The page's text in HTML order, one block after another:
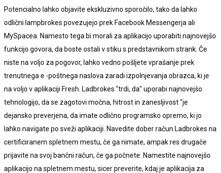
Potencialno lahko objavite ekskluzivno sporočilo, tako da lahko
odlični lampbrokes povezujejo prek Facebook Messengerja ali
MySpacea. Namesto tega bi morali za aplikacijo uporabiti najnovejšo
funkcijo govora, da boste ostali v stiku s predstavnikom strank. Če
niste na voljo za pogovor, lahko vedno pošljete vprašanje prek
trenutnega e -poštnega naslova zaradi izpolnjevanja obrazca, ki je
na voljo v aplikaciji Fresh. Ladbrokes "trdi, da" uporabi najnovejšo
tehnologijo, da se zagotovi močna, hitrost in zanesljivost "je
dejansko preverjena, da imate odlično programsko opremo, ki jo
lahko navigate po sveži aplikaciji. Navedite dober račun Ladbrokes na
certificiranem spletnem mestu, če ga nimate, ampak res drugače
prijavite na svoj bančni račun, če ga počnete. Namestite najnovejšo
aplikacijo na spletnem mestu, sicer preverite, kdaj je aplikacija za